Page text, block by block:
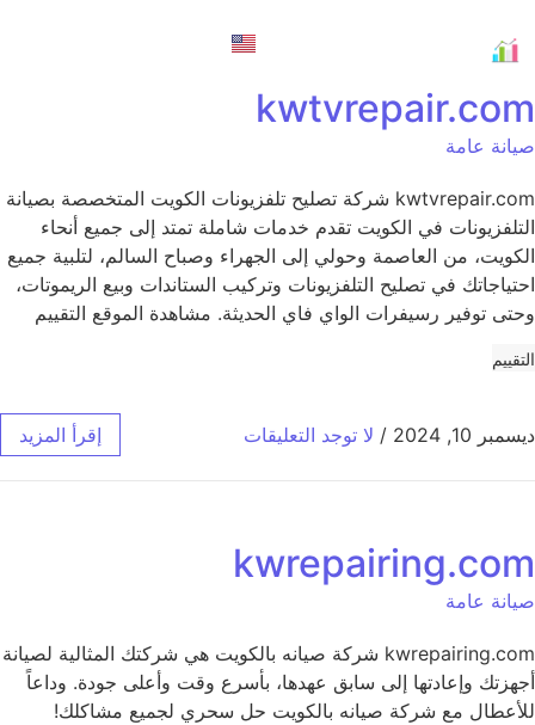
kwtvrepair.com
صيانة عامة
kwtvrepair.com شركة تصليح تلفزيونات الكويت المتخصصة بصيانة
التلفزيونات في الكويت تقدم خدمات شاملة تمتد إلى جميع أنحاء
الكويت، من العاصمة وحولي إلى الجهراء وصباح السالم، لتلبية جميع
احتياجاتك في تصليح التلفزيونات وتركيب الستاندات وبيع الريموتات،
وحتى توفير رسيفرات الواي فاي الحديثة. مشاهدة الموقع التقييم
التقييم
ديسمبر 10, 2024 / لا توجد التعليقات إقرأ المزيد
kwrepairing.com
صيانة عامة
kwrepairing.com شركة صيانه بالكويت هي شركتك المثالية لصيانة
أجهزتك وإعادتها إلى سابق عهدها، بأسرع وقت وأعلى جودة. وداعاً
للأعطال مع شركة صيانه بالكويت حل سحري لجميع مشاكلك!